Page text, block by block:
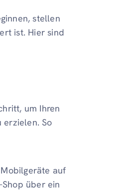
stellen
ist. Hier sind
um Ihren
erzielen. So
auf
über ein